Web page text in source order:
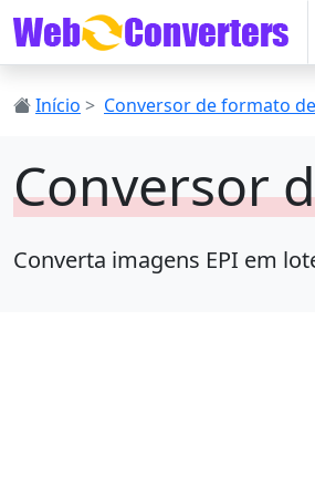
Início > Conversor de formato
Conversor
Converta imagens EPI em